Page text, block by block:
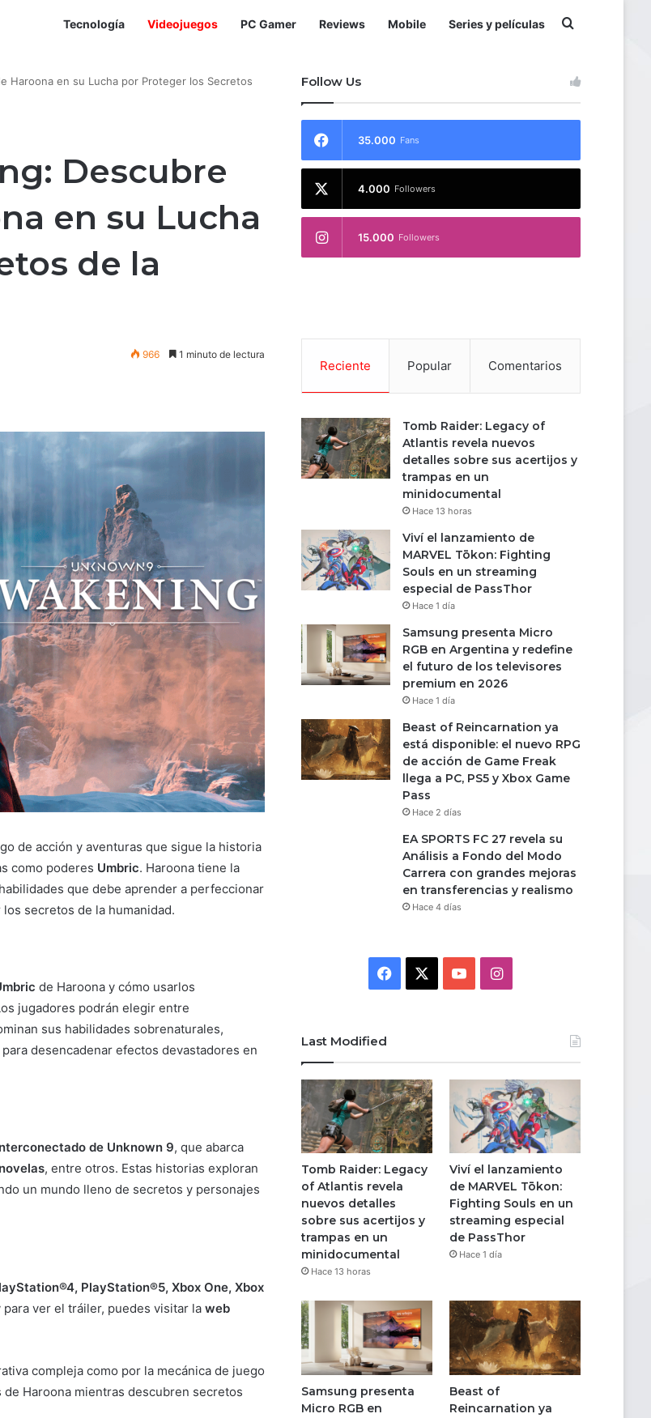
Tecnología Videojuegos PC Gamer Reviews Mobile Series y películas
Haroona en su Lucha por Proteger los Secretos
Descubre
en su Lucha
de la
966 1 minuto de lectura
de acción y aventuras que sigue la historia
como poderes Umbric. Haroona tiene la
que debe aprender a perfeccionar
secretos de la humanidad.
de Haroona y cómo usarlos
jugadores podrán elegir entre
sus habilidades sobrenaturales,
desencadenar efectos devastadores en
de Unknown 9, que abarca
, entre otros. Estas historias exploran
un mundo lleno de secretos y personajes
PlayStation®5, Xbox One, Xbox
para ver el tráiler, puedes visitar la web
compleja como por la mecánica de juego
Haroona mientras descubren secretos
Follow Us
35.000 Fans
4.000 Followers
15.000 Followers
Reciente Popular Comentarios
Tomb Raider: Legacy of
Atlantis revela nuevos
detalles sobre sus acertijos y
trampas en un
minidocumental
Hace 13 horas
Viví el lanzamiento de
MARVEL Tōkon: Fighting
Souls en un streaming
especial de PassThor
Hace 1 día
Samsung presenta Micro
RGB en Argentina y redefine
el futuro de los televisores
premium en 2026
Hace 1 día
Beast of Reincarnation ya
está disponible: el nuevo RPG
de acción de Game Freak
llega a PC, PS5 y Xbox Game
Pass
Hace 2 días
EA SPORTS FC 27 revela su
Análisis a Fondo del Modo
Carrera con grandes mejoras
en transferencias y realismo
Hace 4 días
Facebook YouTubeInstagram
Last Modified
Tomb Raider: Legacy
of Atlantis revela
nuevos detalles
sobre sus acertijos y
trampas en un
minidocumental
Hace 13 horas
Viví el lanzamiento
de MARVEL Tōkon:
Fighting Souls en un
streaming especial
de PassThor
Hace 1 día
Samsung presenta
Micro RGB en
Beast of
Reincarnation ya